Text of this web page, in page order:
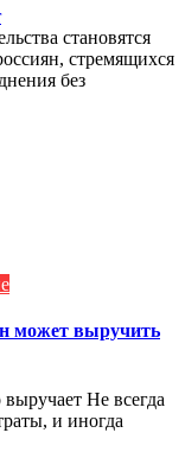
становятся
стремящихся
без
может выручить
Не всегда
и иногда